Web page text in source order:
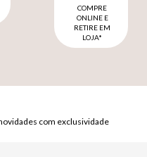
COMPRE
ONLINE E
RETIRE EM
LOJA*
com exclusividade